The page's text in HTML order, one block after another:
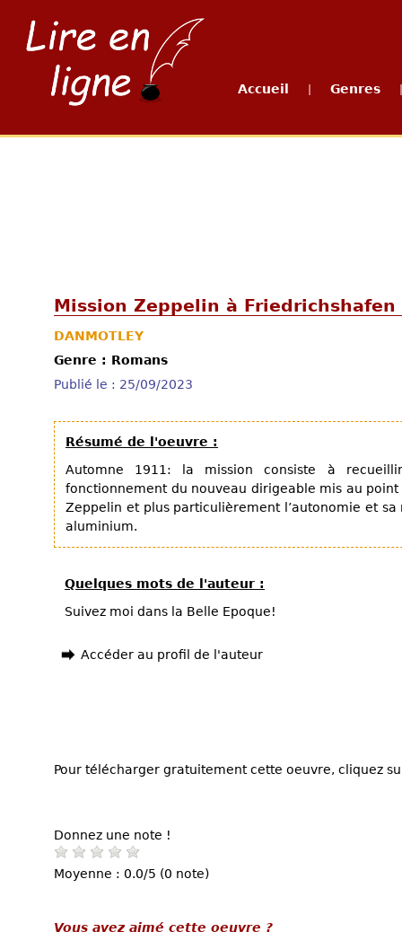
Accueil Genres
Mission Zeppelin à Friedrichshafen
DANMOTLEY
Genre : Romans
Publié le : 25/09/2023
Résumé de l'oeuvre :
Automne 1911: la mission consiste à
fonctionnement du nouveau dirigeable mis au
Zeppelin et plus particulièrement l’autonomie et
aluminium.
Quelques mots de l'auteur :
Suivez moi dans la Belle Epoque!
Accéder au profil de l'auteur
Pour télécharger gratuitement cette oeuvre, cliquez
Donnez une note !
Moyenne : 0.0/5 (0 note)
Vous avez aimé cette oeuvre ?